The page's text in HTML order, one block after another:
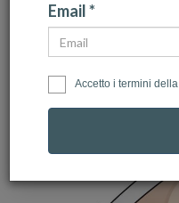
Email *
Accetto i termini della